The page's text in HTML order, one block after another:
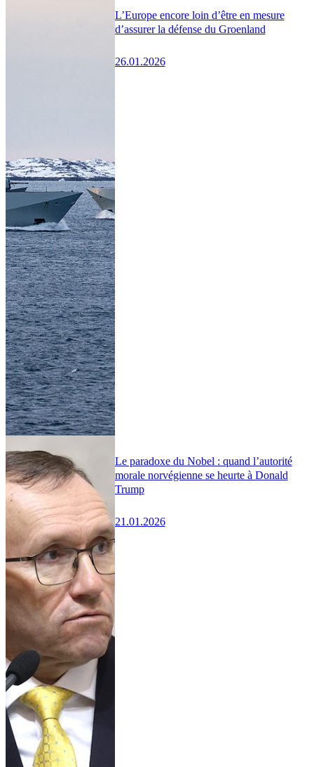
L’Europe encore loin d’être en mesure
d’assurer la défense du Groenland
26.01.2026
Le paradoxe du Nobel : quand l’autorité
morale norvégienne se heurte à Donald
Trump
21.01.2026